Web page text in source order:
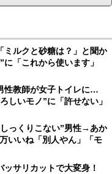
ミルクと砂糖は？」と聞か
「これから使います」
性教師が女子トイレに…
しいモノ”に「許せない」
っくりこない”男性→あか
いいね「別人やん」「モ
ッサリカットで大変身！